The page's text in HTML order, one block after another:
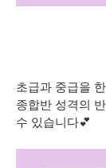
초급과 중급을
종합반 성격의
수 있습니다💕